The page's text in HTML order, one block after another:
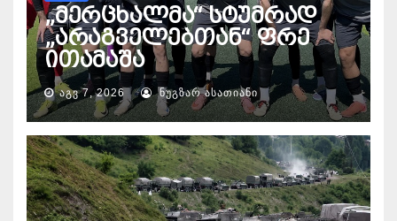
„მერცხალმა“ სტუმრად
„არაგველებთან“ ფრე
ითამაშა
ᲐᲒᲕ 7, 2026 ᲜᲣᲒᲖᲐᲠ ᲐᲡᲐᲗᲘᲐᲜᲘ